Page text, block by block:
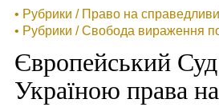
• Рубрики / Право на
• Рубрики / Свобода вираження
Європейський
Україною права